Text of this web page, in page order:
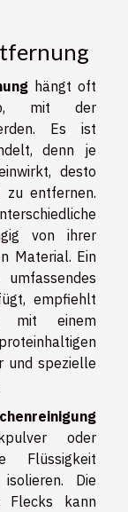
hängt oft
mit der
Es ist
denn je
desto
zu entfernen.
von ihrer
Material. Ein
empfiehlt
mit einem
und spezielle
oder
Flüssigkeit
Die
Flecks kann